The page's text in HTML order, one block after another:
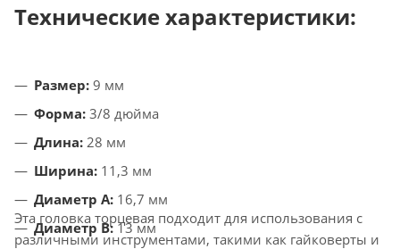
Технические характеристики:
Размер: 9 мм
Форма: 3/8 дюйма
Длина: 28 мм
Ширина: 11,3 мм
Диаметр A: 16,7 мм
Диаметр B:13 мм
Эта головка торцевая подходит для использования с
различными инструментами, такими как гайковерты и